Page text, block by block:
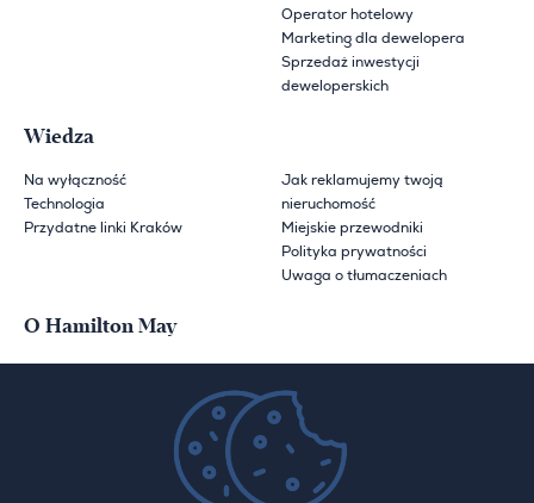
Operator hotelowy
Marketing dla dewelopera
Sprzedaż inwestycji
deweloperskich
Wiedza
Na wyłączność
Technologia
Przydatne linki Kraków
Jak reklamujemy twoją
nieruchomość
Miejskie przewodniki
Polityka prywatności
Uwaga o tłumaczeniach
O Hamilton May
Blog
Kontakt